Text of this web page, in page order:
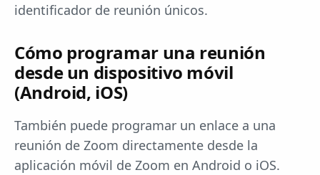
identificador de reunión únicos.
Cómo programar una reunión
desde un dispositivo móvil
(Android, iOS)
También puede programar un enlace a una
reunión de Zoom directamente desde la
aplicación móvil de Zoom en Android o iOS.